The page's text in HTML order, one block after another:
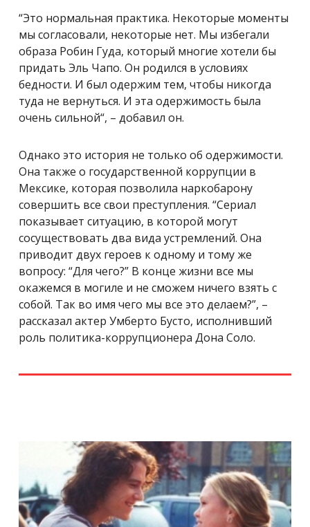
“Это нормальная практика. Некоторые моменты
мы согласовали, некоторые нет. Мы избегали
образа Робин Гуда, который многие хотели бы
придать Эль Чапо. Он родился в условиях
бедности. И был одержим тем, чтобы никогда
туда не вернуться. И эта одержимость была
очень сильной“, – добавил он.
Однако это история не только об одержимости.
Она также о государственной коррупции в
Мексике, которая позволила наркобарону
совершить все свои преступления. “Сериал
показывает ситуацию, в которой могут
сосуществовать два вида устремлений. Она
приводит двух героев к одному и тому же
вопросу: “Для чего?” В конце жизни все мы
окажемся в могиле и не сможем ничего взять с
собой. Так во имя чего мы все это делаем?”, –
рассказал актер Умберто Бусто, исполнивший
роль политика-коррупционера Дона Соло.